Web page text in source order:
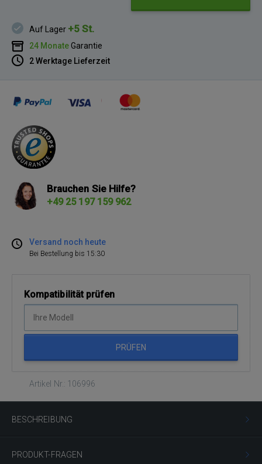
Auf Lager +5 St.
24 MonateGarantie
2 Werktage Lieferzeit
Brauchen Sie Hilfe?
+49 25 197 159 962
Versand noch heute
Bei Bestellung bis 15:30
Kompatibilität prüfen
PRÜFEN
Artikel Nr.: 106996
BESCHREIBUNG
PRODUKT-FRAGEN